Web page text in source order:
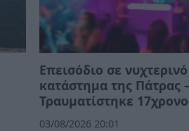
Επεισόδιο σε νυχτερινό
κατάστημα της Πάτρας –
Τραυματίστηκε
03/08/2026 20:01